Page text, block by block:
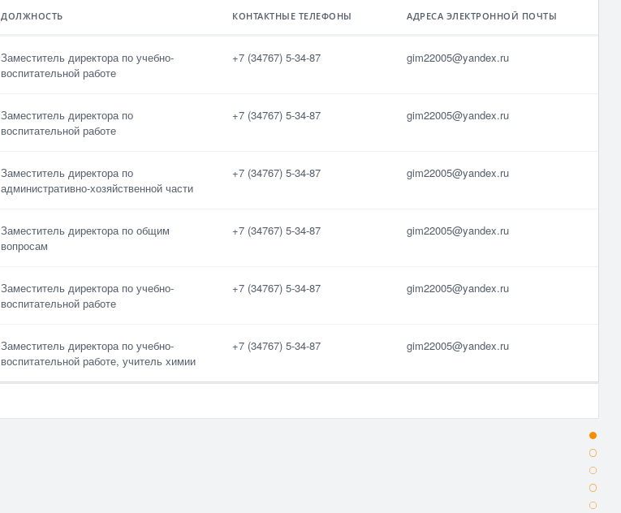
ДОЛЖНОСТЬ КОНТАКТНЫЕ ТЕЛЕФОНЫ АДРЕСА ЭЛЕКТРОННОЙ ПОЧТЫ
Заместитель директора по учебно-
воспитательной работе
+7 (34767) 5-34-87 gim22005@yandex.ru
Заместитель директора по
воспитательной работе
+7 (34767) 5-34-87 gim22005@yandex.ru
Заместитель директора по
административно-хозяйственной части
+7 (34767) 5-34-87 gim22005@yandex.ru
Заместитель директора по общим
вопросам
+7 (34767) 5-34-87 gim22005@yandex.ru
Заместитель директора по учебно-
воспитательной работе
+7 (34767) 5-34-87 gim22005@yandex.ru
Заместитель директора по учебно-
воспитательной работе, учитель химии
+7 (34767) 5-34-87 gim22005@yandex.ru